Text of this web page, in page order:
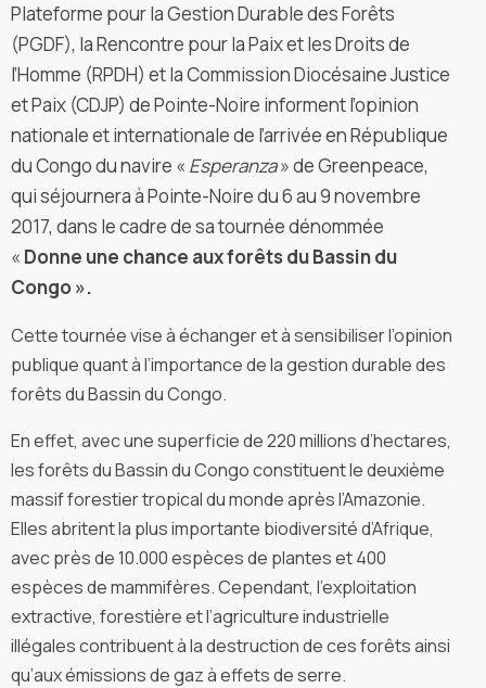
Plateforme pour la Gestion Durable des Forêts
(PGDF), la Rencontre pour la Paix et les Droits de
l’Homme (RPDH) et la Commission Diocésaine Justice
et Paix (CDJP) de Pointe-Noire informent l’opinion
nationale et internationale de l’arrivée en République
du Congo du navire « Esperanza» de Greenpeace,
qui séjournera à Pointe-Noire du 6 au 9 novembre
2017, dans le cadre de sa tournée dénommée
« Donne une chance aux forêts du Bassin du
Congo ».
Cette tournée vise à échanger et à sensibiliser l’opinion
publique quant à l’importance de la gestion durable des
forêts du Bassin du Congo.
En effet, avec une superficie de 220 millions d’hectares,
les forêts du Bassin du Congo constituent le deuxième
massif forestier tropical du monde après l’Amazonie.
Elles abritent la plus importante biodiversité d’Afrique,
avec près de 10.000 espèces de plantes et 400
espèces de mammifères. Cependant, l’exploitation
extractive, forestière et l’agriculture industrielle
illégales contribuent à la destruction de ces forêts ainsi
qu’aux émissions de gaz à effets de serre.